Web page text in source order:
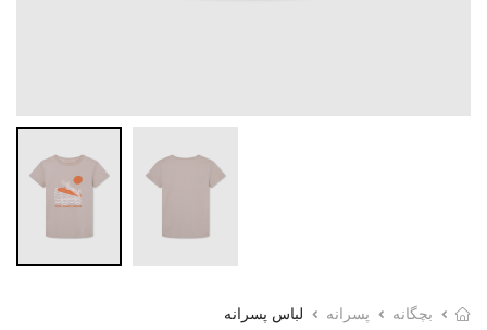
بچگانه پسرانه لباس پسرانه